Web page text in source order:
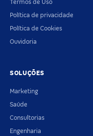
Termos de Uso
Política de privacidade
Política de Cookies
Ouvidoria
SOLUÇÕES
Marketing
Saúde
Consultorias
Engenharia